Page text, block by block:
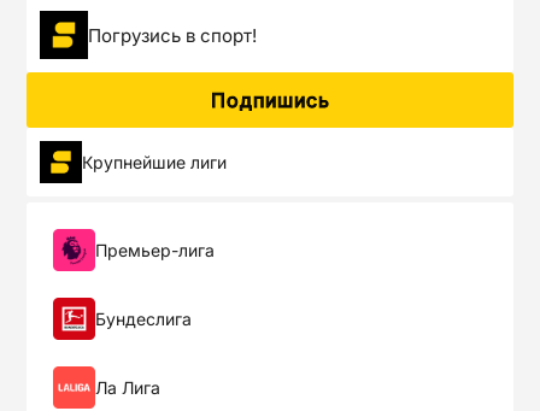
Погрузиcь в спорт!
Подпишись
Крупнейшие лиги
Премьер-лига
Бундеслига
Ла Лига